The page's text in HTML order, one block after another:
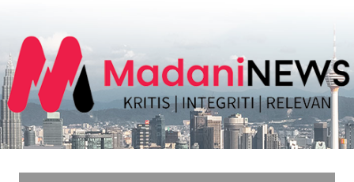
content